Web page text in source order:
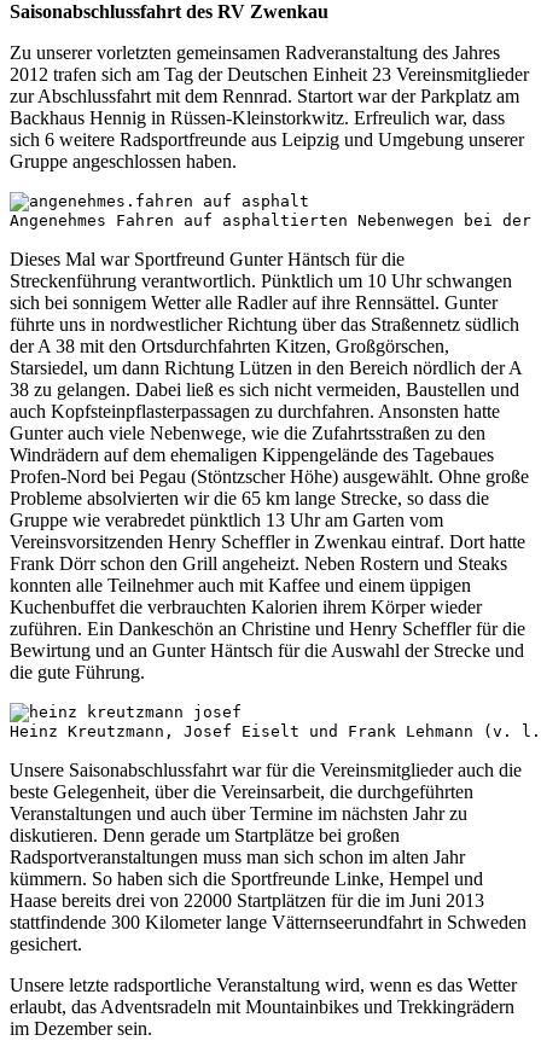
Saisonabschlussfahrt des RV Zwenkau
Zu unserer vorletzten gemeinsamen Radveranstaltung des Jahres
2012 trafen sich am Tag der Deutschen Einheit 23 Vereinsmitglieder
zur Abschlussfahrt mit dem Rennrad. Startort war der Parkplatz am
Backhaus Hennig in Rüssen-Kleinstorkwitz. Erfreulich war, dass
sich 6 weitere Radsportfreunde aus Leipzig und Umgebung unserer
Gruppe angeschlossen haben.
Angenehmes Fahren auf asphaltierten Nebenwegen bei
Dieses Mal war Sportfreund Gunter Häntsch für die
Streckenführung verantwortlich. Pünktlich um 10 Uhr schwangen
sich bei sonnigem Wetter alle Radler auf ihre Rennsättel. Gunter
führte uns in nordwestlicher Richtung über das Straßennetz südlich
der A 38 mit den Ortsdurchfahrten Kitzen, Großgörschen,
Starsiedel, um dann Richtung Lützen in den Bereich nördlich der A
38 zu gelangen. Dabei ließ es sich nicht vermeiden, Baustellen und
auch Kopfsteinpflasterpassagen zu durchfahren. Ansonsten hatte
Gunter auch viele Nebenwege, wie die Zufahrtsstraßen zu den
Windrädern auf dem ehemaligen Kippengelände des Tagebaues
Profen-Nord bei Pegau (Stöntzscher Höhe) ausgewählt. Ohne große
Probleme absolvierten wir die 65 km lange Strecke, so dass die
Gruppe wie verabredet pünktlich 13 Uhr am Garten vom
Vereinsvorsitzenden Henry Scheffler in Zwenkau eintraf. Dort hatte
Frank Dörr schon den Grill angeheizt. Neben Rostern und Steaks
konnten alle Teilnehmer auch mit Kaffee und einem üppigen
Kuchenbuffet die verbrauchten Kalorien ihrem Körper wieder
zuführen. Ein Dankeschön an Christine und Henry Scheffler für die
Bewirtung und an Gunter Häntsch für die Auswahl der Strecke und
die gute Führung.
Heinz Kreutzmann, Josef Eiselt und Frank Lehmann (v.
Unsere Saisonabschlussfahrt war für die Vereinsmitglieder auch die
beste Gelegenheit, über die Vereinsarbeit, die durchgeführten
Veranstaltungen und auch über Termine im nächsten Jahr zu
diskutieren. Denn gerade um Startplätze bei großen
Radsportveranstaltungen muss man sich schon im alten Jahr
kümmern. So haben sich die Sportfreunde Linke, Hempel und
Haase bereits drei von 22000 Startplätzen für die im Juni 2013
stattfindende 300 Kilometer lange Vätternseerundfahrt in Schweden
gesichert.
Unsere letzte radsportliche Veranstaltung wird, wenn es das Wetter
erlaubt, das Adventsradeln mit Mountainbikes und Trekkingrädern
im Dezember sein.